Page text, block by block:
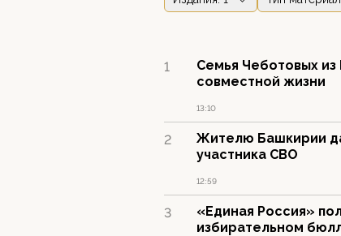
1
Семья Чеботовых
совместной жизни
13:10
2
Жителю Башкирии
участника СВО
12:59
3
«Единая Россия»
избирательном